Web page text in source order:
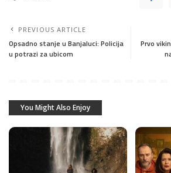
PREVIOUS ARTICLE
Opsadno stanje u Banjaluci: Policija
u potrazi za ubicom
Prvo
You Might Also Enjoy